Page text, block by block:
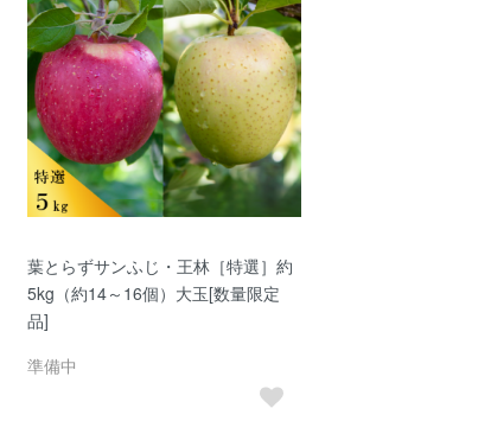
葉とらずサンふじ・王林［特選］約
5kg（約14～16個）大玉[数量限定
品]
準備中